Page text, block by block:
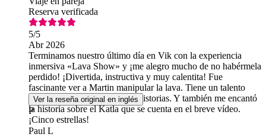
Reserva verificada
5/5
Abr 2026
Terminamos nuestro último día en Vik con la experiencia
inmersiva «Lava Show» y ¡me alegro mucho de no habérmela
perdido! ¡Divertida, instructiva y muy calentita! Fue
fascinante ver a Martin manipular la lava. Tiene un talento
natural para enseñar y contar historias. Y también me encantó
la historia sobre el Katla que se cuenta en el breve vídeo.
¡Cinco estrellas!
Ver la reseña original en inglés
P
Paul L